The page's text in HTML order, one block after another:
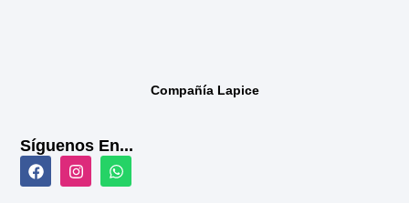
Compañía Lapice
Síguenos En...
F
a
I
n
W
h